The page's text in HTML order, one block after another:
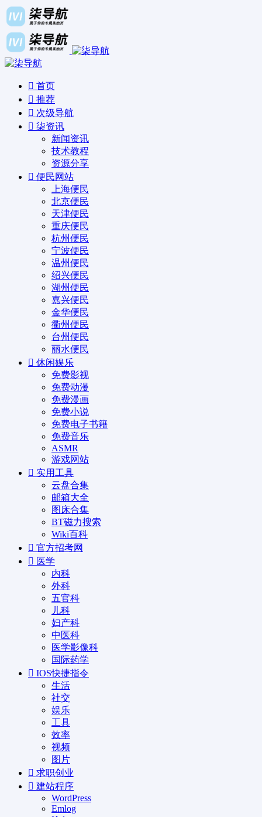
首页
推荐
次级导航
柒资讯
新闻资讯
技术教程
资源分享
便民网站
上海便民
北京便民
天津便民
重庆便民
杭州便民
宁波便民
温州便民
绍兴便民
湖州便民
嘉兴便民
金华便民
衢州便民
台州便民
丽水便民
休闲娱乐
免费影视
免费动漫
免费漫画
免费小说
免费电子书籍
免费音乐
ASMR
游戏网站
实用工具
云盘合集
邮箱大全
图床合集
BT磁力搜索
Wiki百科
官方招考网
医学
内科
外科
五官科
儿科
妇产科
中医科
医学影像科
国际药学
IOS快捷指令
生活
社交
娱乐
工具
效率
视频
图片
求职创业
建站程序
WordPress
Emlog